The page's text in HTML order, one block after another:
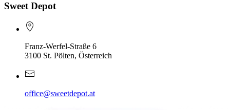
Sweet Depot
Franz-Werfel-Straße 6
3100 St. Pölten, Österreich
office@sweetdepot.at